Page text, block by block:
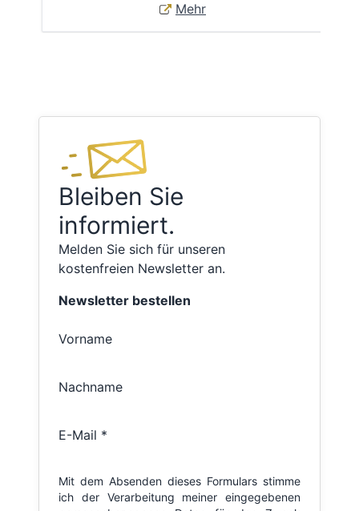
Mehr
Bleiben Sie
informiert.
Melden Sie sich für unseren
kostenfreien Newsletter an.